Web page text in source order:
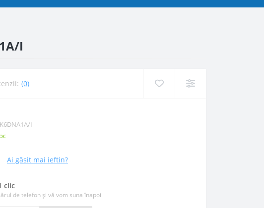
I
(0)
I
Ai găsit mai ieftin?
clic
de telefon și vă vom suna înapoi